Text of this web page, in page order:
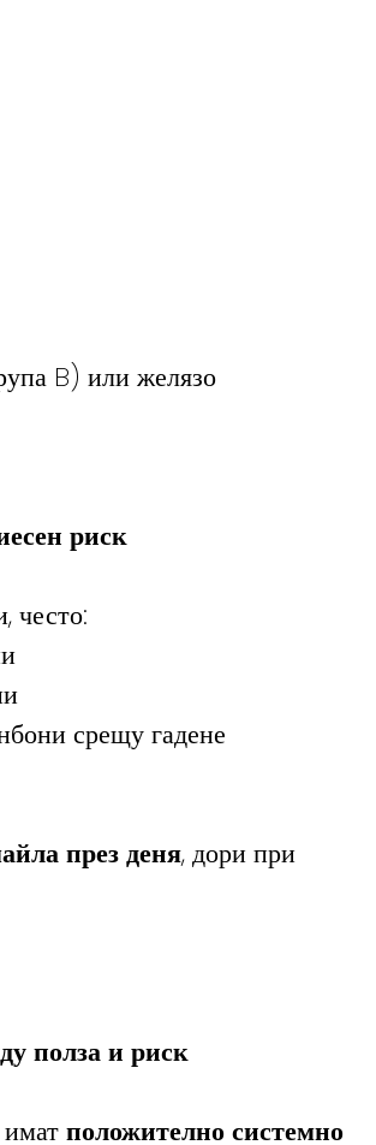
B) или желязо
риск
често:
срещу гадене
през деня, дори при
полза и риск
положително системно